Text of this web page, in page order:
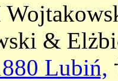
&
Lubiń,